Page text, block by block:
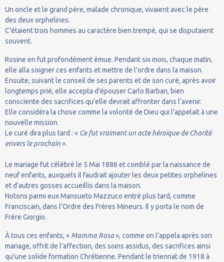
Un oncle et le grand père, malade chronique, vivaient avec le père
des deux orphelines.
C’étaient trois hommes au caractère bien trempé, qui se disputaient
souvent.
Rosine en fut profondément émue. Pendant six mois, chaque matin,
elle alla soigner ces enfants et mettre de l’ordre dans la maison.
Ensuite, suivant le conseil de ses parents et de son curé, après avoir
longtemps prié, elle accepta d’épouser Carlo Barban, bien
consciente des sacrifices qu’elle devrait affronter dans l’avenir.
Elle considéra la chose comme la volonté de Dieu qui l’appelait à une
nouvelle mission.
Le curé dira plus tard : « Ce fut vraiment un acte héroïque de Charité
envers le prochain».
Le mariage fut célébré le 5 Mai 1886 et comblé par la naissance de
neuf enfants, auxquels il faudrait ajouter les deux petites orphelines
et d’autres gosses accueillis dans la maison.
Notons parmi eux Mansueto Mazzuco entré plus tard, comme
Franciscain, dans l’Ordre des Frères Mineurs. Il y porta le nom de
Frère Giorgio.
À tous ces enfants, « Mamma Rosa», comme on l’appela après son
mariage, offrit de l’affection, des soins assidus, des sacrifices ainsi
qu’une solide formation Chrétienne. Pendant le triennat de 1918 à